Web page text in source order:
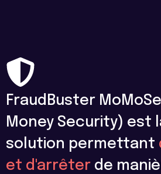
FraudBuster
Money Security) est
solution permettant
et d'arrêter de